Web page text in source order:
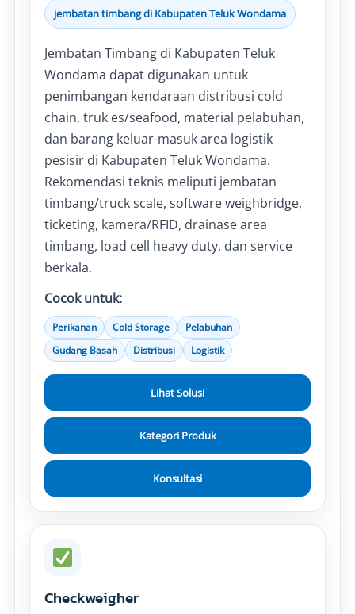
jembatan timbang di Kabupaten Teluk Wondama
Jembatan Timbang di Kabupaten Teluk
Wondama dapat digunakan untuk
penimbangan kendaraan distribusi cold
chain, truk es/seafood, material pelabuhan,
dan barang keluar-masuk area logistik
pesisir di Kabupaten Teluk Wondama.
Rekomendasi teknis meliputi jembatan
timbang/truck scale, software weighbridge,
ticketing, kamera/RFID, drainase area
timbang, load cell heavy duty, dan service
berkala.
Cocok untuk:
Perikanan Cold Storage
Pelabuhan
Gudang Basah
Distribusi Logistik
Lihat Solusi
Kategori Produk
Konsultasi
Checkweigher